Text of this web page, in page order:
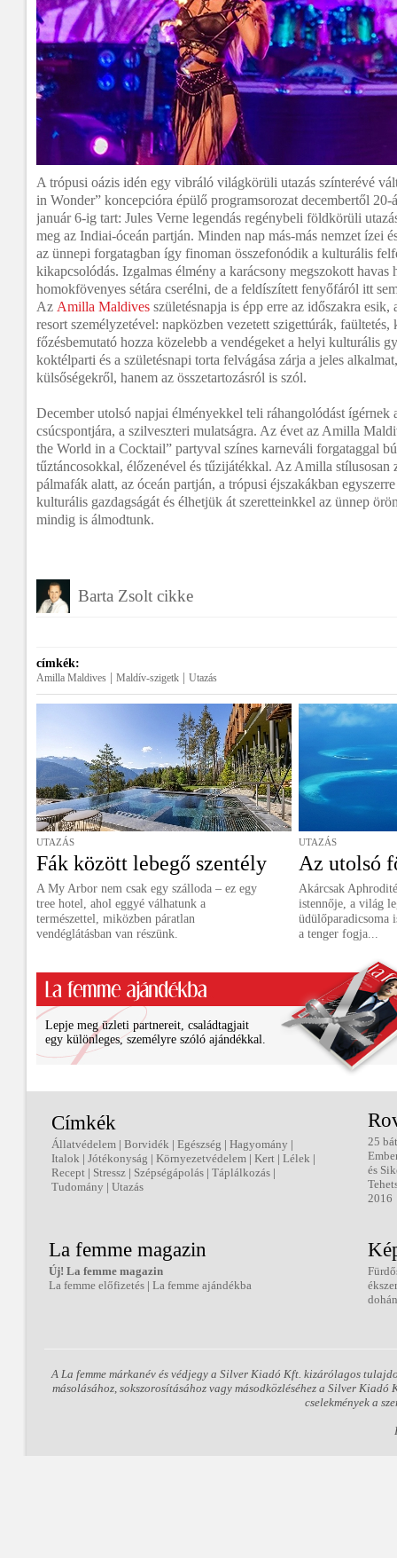
A trópusi oázis idén egy vibráló világkörüli utazás színterévé
in Wonder” koncepcióra épülő programsorozat decembertől 20-
január 6-ig tart: Jules Verne legendás regénybeli földkörüli
meg az Indiai-óceán partján. Minden nap más-más nemzet ízei
az ünnepi forgatagban így finoman összefonódik a kulturális
kikapcsolódás. Izgalmas élmény a karácsony megszokott havas
homokfövenyes sétára cserélni, de a feldíszített fenyőfáról itt
Az Amilla Maldives születésnapja is épp erre az időszakra
resort személyzetével: napközben vezetett sziget­túrák, faültetés,
főzésbemutató hozza közelebb a vendégeket a helyi kulturális
koktélparti és a születésnapi torta felvágása zárja a jeles
külsőségekről, hanem az összetartozásról is szól.
December utolsó napjai élményekkel teli ráhangolódást ígérnek
csúcspontjára, a szilveszteri mulatságra. Az évet az Amilla
the World in a Cocktail” partyval színes karneváli forgataggal
tűztáncosokkal, élőzenével és tűzijátékkal. Az Amilla stílusosan
pálmafák alatt, az óceán partján, a trópusi éjszakákban
kulturális gazdagságát és élhetjük át szeretteinkkel az ünnep
mindig is álmodtunk.
Barta Zsolt cikke
címkék:
Amilla Maldives Maldív-szigetk Utazás
UTAZÁS
Fák között lebegő szentély
A My Arbor nem csak egy szálloda – ez egy
tree hotel, ahol eggyé válhatunk a
természettel, miközben páratlan
vendéglátásban van részünk.
UTAZÁS
Az utolsó
Akárcsak
istennője, a világ
üdülőparadicsoma
a tenger fogja...
Lepje meg üzleti partnereit, családtagjait
egy különleges, személyre szóló ajándékkal.
Címkék
Állatvédelem | Borvidék | Egészség | Hagyomány |
Italok | Jótékonyság | Környezetvédelem | Kert | Lélek |
Recept | Stressz | Szépségápolás | Táplálkozás |
Tudomány | Utazás
25
és
2016
La femme magazin
Új! La femme magazin
La femme előfizetés | La femme ajándékba
A La femme márkanév és védjegy a Silver Kiadó Kft. kizárólagos
másolásához, sokszorosításához vagy másodközléséhez a Silver
cselekmények a